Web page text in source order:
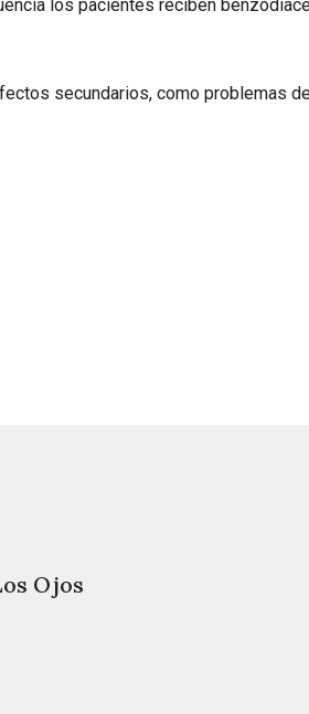
los pacientes reciben
secundarios, como problemas
Ojos